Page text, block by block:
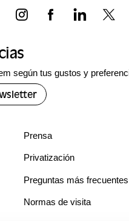
según tus gustos y
Prensa
Privatización
Preguntas más frecuentes
Normas de visita